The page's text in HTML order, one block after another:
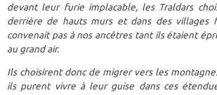
devant leur furie implacable, les Traldars
derrière de hauts murs et dans des villages
convenait pas à nos ancêtres tant ils étaient
au grand air.
Ils choisirent donc de migrer vers les
ils purent vivre à leur guise dans ces